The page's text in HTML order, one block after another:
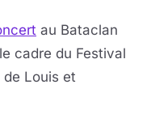
au Bataclan
cadre du Festival
Louis et